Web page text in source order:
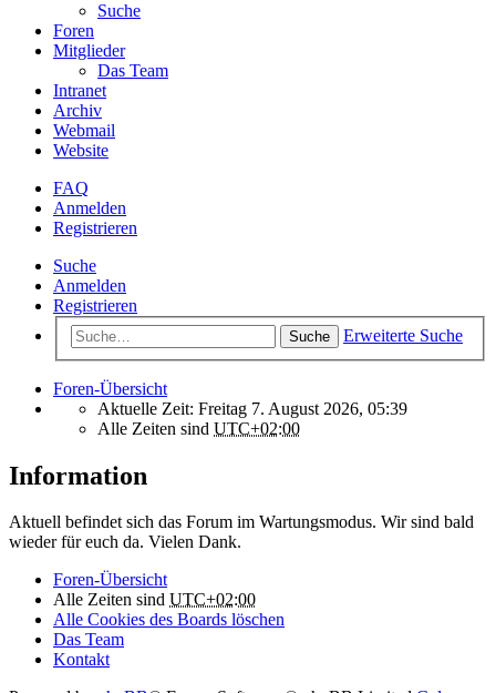
Suche
Foren
Mitglieder
Das Team
Intranet
Archiv
Webmail
Website
FAQ
Anmelden
Registrieren
Suche
Anmelden
Registrieren
Suche Erweiterte Suche
Foren-Übersicht
Aktuelle Zeit: Freitag 7. August 2026, 05:39
Alle Zeiten sind UTC+02:00
Information
Aktuell befindet sich das Forum im Wartungsmodus. Wir sind bald
wieder für euch da. Vielen Dank.
Foren-Übersicht
Alle Zeiten sind UTC+02:00
Alle Cookies des Boards löschen
Das Team
Kontakt